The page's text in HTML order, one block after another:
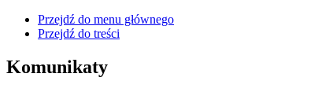
Przejdź do menu głównego
Przejdź do treści
Komunikaty